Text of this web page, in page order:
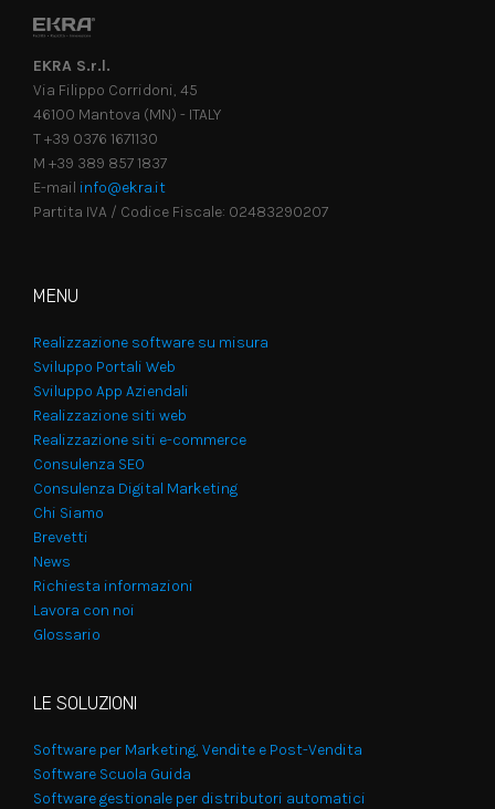
EKRA S.r.l.
Via Filippo Corridoni, 45
46100 Mantova (MN) - ITALY
T +39 0376 1671130
M +39 389 857 1837
E-mail info@ekra.it
Partita IVA / Codice Fiscale: 02483290207
MENU
Realizzazione software su misura
Sviluppo Portali Web
Sviluppo App Aziendali
Realizzazione siti web
Realizzazione siti e-commerce
Consulenza SEO
Consulenza Digital Marketing
Chi Siamo
Brevetti
News
Richiesta informazioni
Lavora con noi
Glossario
LE SOLUZIONI
Software per Marketing, Vendite e Post-Vendita
Software Scuola Guida
Software gestionale per distributori automatici